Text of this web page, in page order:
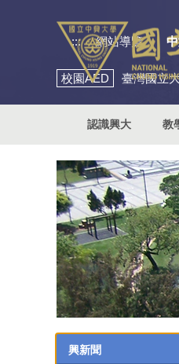
::: 網站導覽
校園AED 臺灣國立
認識興大 教
興新聞